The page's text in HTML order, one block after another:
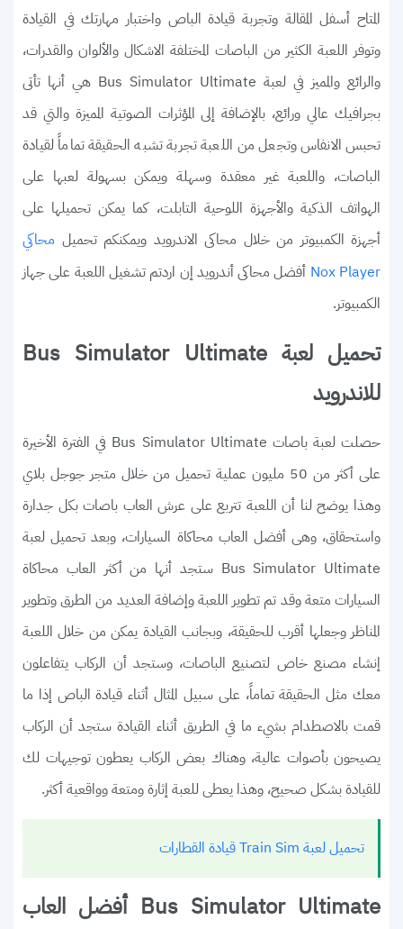
المتاح أسفل المقالة وتجربة قيادة الباص واختبار مهارتك في القيادة
وتوفر اللعبة الكثير من الباصات المختلفة الاشكال والألوان والقدرات،
والرائع والمميز في لعبة Bus Simulator Ultimate هي أنها تأتى
بجرافيك عالي ورائع، بالإضافة إلى المؤثرات الصوتية المميزة والتي قد
تحبس الانفاس وتجعل من اللعبة تجربة تشبه الحقيقة تماماً لقيادة
الباصات، واللعبة غير معقدة وسهلة ويمكن بسهولة لعبها على
الهواتف الذكية والأجهزة اللوحية التابلت، كما يمكن تحميلها على
أجهزة الكمبيوتر من خلال محاكى الاندرويد ويمكنكم تحميل محاكي
Nox Player أفضل محاكى أندرويد إن اردتم تشغيل اللعبة على جهاز
الكمبيوتر.
تحميل لعبة Bus Simulator Ultimate
للاندرويد
حصلت لعبة باصات Bus Simulator Ultimate في الفترة الأخيرة
على أكثر من 50 مليون عملية تحميل من خلال متجر جوجل بلاي
وهذا يوضح لنا أن اللعبة تتربع على عرش العاب باصات بكل جدارة
واستحقاق، وهى أفضل العاب محاكاة السيارات، وبعد تحميل لعبة
Bus Simulator Ultimate ستجد أنها من أكثر العاب محاكاة
السيارات متعة وقد تم تطوير اللعبة وإضافة العديد من الطرق وتطوير
المناظر وجعلها أقرب للحقيقة، وبجانب القيادة يمكن من خلال اللعبة
إنشاء مصنع خاص لتصنيع الباصات، وستجد أن الركاب يتفاعلون
معك مثل الحقيقة تماماً، على سبيل المثال أثناء قيادة الباص إذا ما
قمت بالاصطدام بشيء ما في الطريق أثناء القيادة ستجد أن الركاب
يصيحون بأصوات عالية، وهناك بعض الركاب يعطون توجيهات لك
للقيادة بشكل صحيح، وهذا يعطى للعبة إثارة ومتعة وواقعية أكثر.
تحميل لعبة Train Sim قيادة القطارات
Bus Simulator Ultimate أفضل العاب